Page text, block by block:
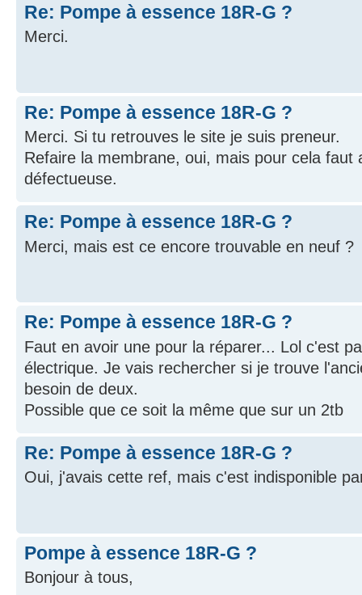
Re: Pompe à essence 18R-G ?
Merci.
Re: Pompe à essence 18R-G ?
Merci. Si tu retrouves le site je suis preneur.
Refaire la membrane, oui, mais pour cela faut
défectueuse.
Re: Pompe à essence 18R-G ?
Merci, mais est ce encore trouvable en neuf ?
Re: Pompe à essence 18R-G ?
Faut en avoir une pour la réparer... Lol c'est
électrique. Je vais rechercher si je trouve
besoin de deux.
Possible que ce soit la même que sur un 2tb
Re: Pompe à essence 18R-G ?
Oui, j'avais cette ref, mais c'est indisponible
Pompe à essence 18R-G ?
Bonjour à tous,